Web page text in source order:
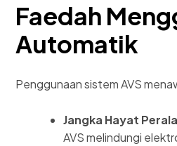
Faedah
Automatik
Penggunaan sistem AVS
Jangka Hayat
AVS melindungi